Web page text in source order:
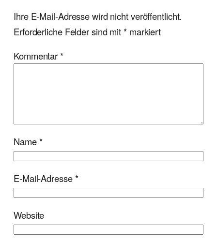
Ihre E-Mail-Adresse wird nicht veröffentlicht.
Erforderliche Felder sind mit*markiert
Kommentar*
Name*
E-Mail-Adresse*
Website